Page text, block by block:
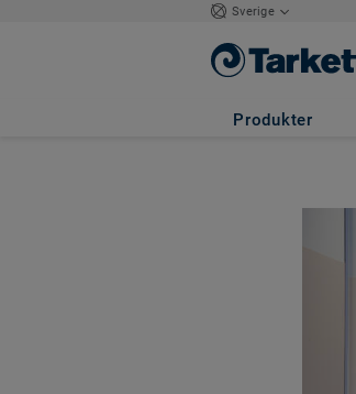
Sverige
Produkter